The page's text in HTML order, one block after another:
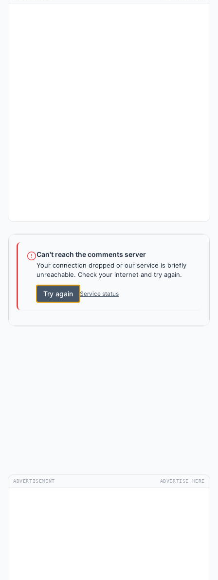
Can't reach the comments server
Your connection dropped or our service is briefly
unreachable. Check your internet and try again.
Try again Service status
ADVERTISEMENT ADVERTISE HERE